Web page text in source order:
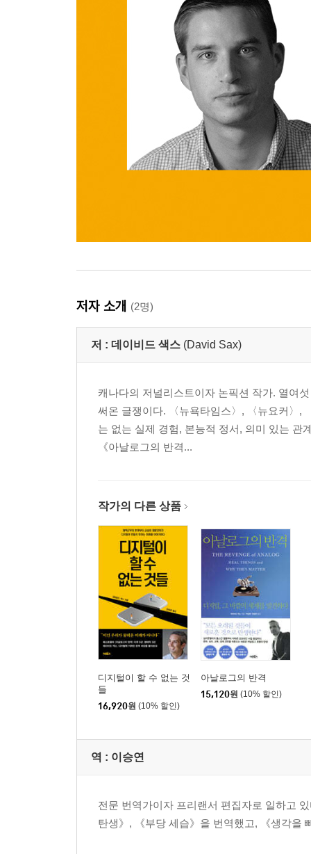
저자 소개 (2명)
저 : 데이비드 색스 (David Sax)
캐나다의 저널리스트이자 논픽션 작가. 열여
써온 글쟁이다. 〈뉴욕타임스〉, 〈뉴요커〉,
는 없는 실제 경험, 본능적 정서, 의미 있는 관
《아날로그의 반격...
작가의 다른 상품
디지털이 할 수 없는 것
들
16,920원 (10% 할인)
아날로그의 반격
15,120원 (10% 할인)
역 : 이승연
전문 번역가이자 프리랜서 편집자로 일하고
탄생》, 《부당 세습》을 번역했고, 《생각을